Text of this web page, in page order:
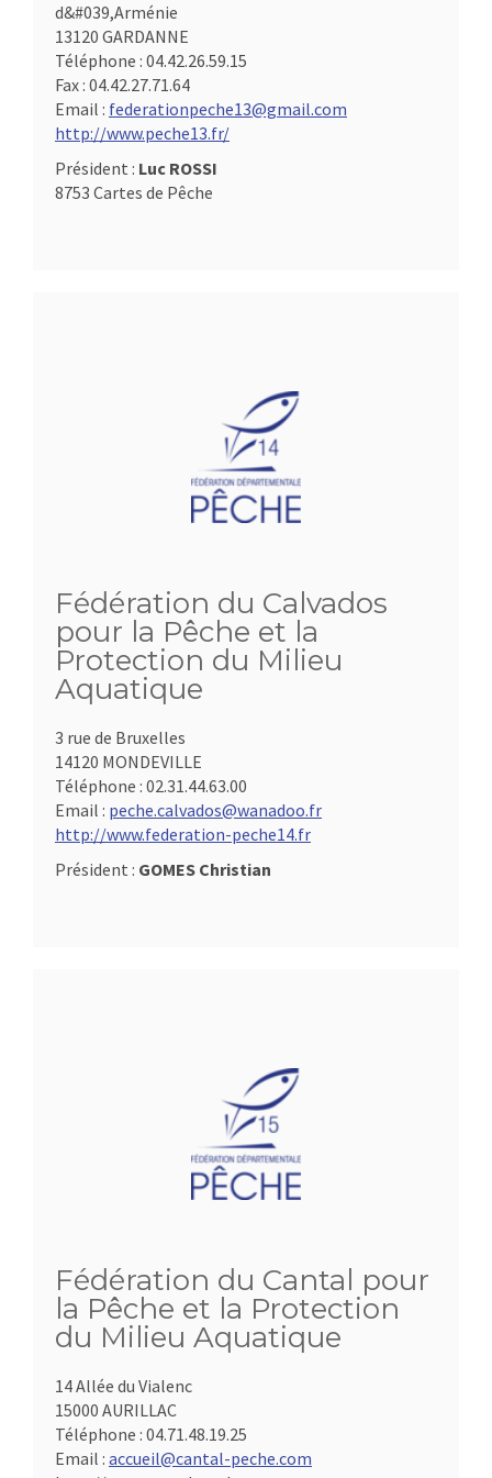
d&#039,Arménie
13120 GARDANNE
Téléphone : 04.42.26.59.15
Fax : 04.42.27.71.64
Email : federationpeche13@gmail.com
http://www.peche13.fr/
Président : Luc ROSSI
8753 Cartes de Pêche
Fédération du Calvados
pour la Pêche et la
Protection du Milieu
Aquatique
3 rue de Bruxelles
14120 MONDEVILLE
Téléphone : 02.31.44.63.00
Email : peche.calvados@wanadoo.fr
http://www.federation-peche14.fr
Président : GOMES Christian
Fédération du Cantal pour
la Pêche et la Protection
du Milieu Aquatique
14 Allée du Vialenc
15000 AURILLAC
Téléphone : 04.71.48.19.25
Email : accueil@cantal-peche.com